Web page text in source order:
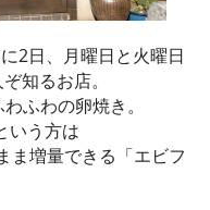
2日、月曜日と火曜日
知るお店。
ふわの卵焼き。
いう方は
ま増量できる「エビフ